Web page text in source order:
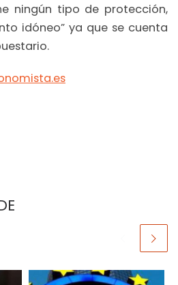
ningún tipo de protección,
idóneo” ya que se cuenta